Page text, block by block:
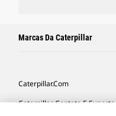
Marcas Da Caterpillar
Caterpillar.com
Caterpillar Contato E Suporte